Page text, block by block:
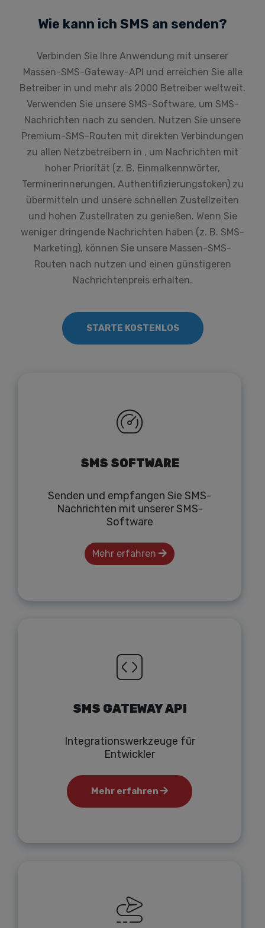
Wie kann ich SMS an senden?
Verbinden Sie Ihre Anwendung mit unserer
Massen-SMS-Gateway-API und erreichen Sie alle
Betreiber in und mehr als 2000 Betreiber weltweit.
Verwenden Sie unsere SMS-Software, um SMS-
Nachrichten nach zu senden. Nutzen Sie unsere
Premium-SMS-Routen mit direkten Verbindungen
zu allen Netzbetreibern in , um Nachrichten mit
hoher Priorität (z. B. Einmalkennwörter,
Terminerinnerungen, Authentifizierungstoken) zu
übermitteln und unsere schnellen Zustellzeiten
und hohen Zustellraten zu genießen. Wenn Sie
weniger dringende Nachrichten haben (z. B. SMS-
Marketing), können Sie unsere Massen-SMS-
Routen nach nutzen und einen günstigeren
Nachrichtenpreis erhalten.
STARTE KOSTENLOS
SMS SOFTWARE
Senden und empfangen Sie SMS-
Nachrichten mit unserer SMS-
Software
Mehr erfahren
SMS GATEWAY API
Integrationswerkzeuge für
Entwickler
Mehr erfahren